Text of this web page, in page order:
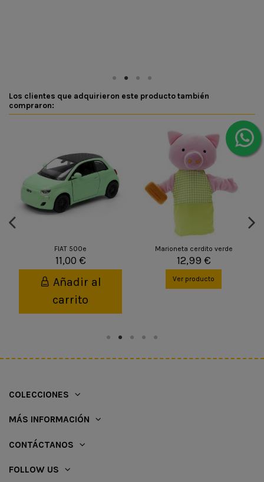
Los clientes que adquirieron este producto también
compraron:
FIAT 500e
11,00 €
Añadir al
carrito
Marioneta cerdito verde
12,99 €
Ver producto
COLECCIONES
MÁS INFORMACIÓN
CONTÁCTANOS
FOLLOW US